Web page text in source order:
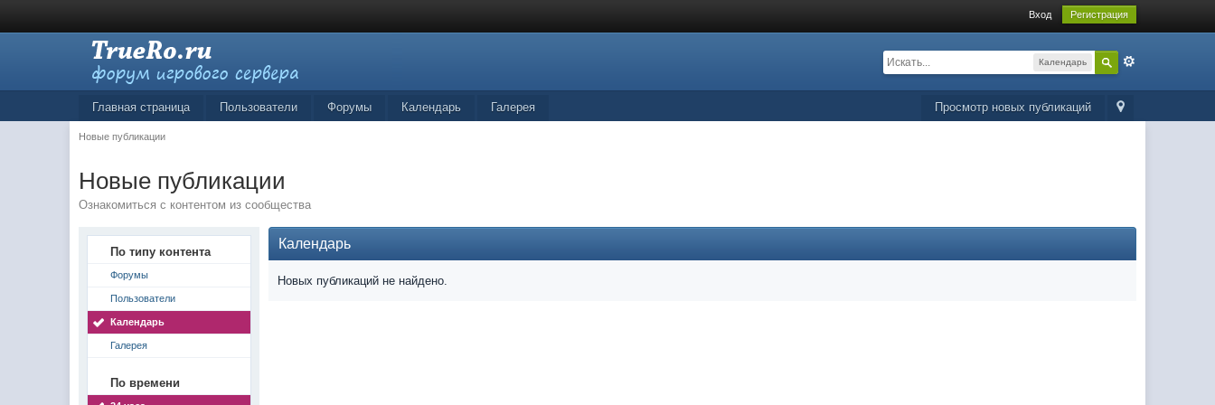
Вход Регистрация
Календарь
Просмотр новых публикаций
Главная страница Пользователи Форумы Календарь Галерея
Новые публикации
Новые публикации
Ознакомиться с контентом из сообщества
По типу контента
Форумы
Пользователи
Календарь
Галерея
По времени
Календарь
Новых публикаций не найдено.